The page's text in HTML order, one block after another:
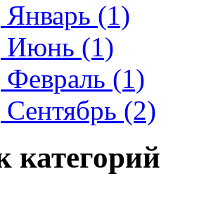
(1)
Июнь (1)
Февраль (1)
(2)
категорий